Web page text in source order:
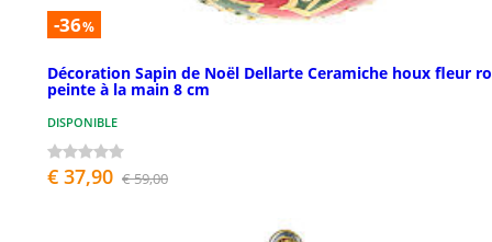
-36%
Décoration Sapin de Noël Dellarte Ceramiche houx fleur
peinte à la main 8 cm
DISPONIBLE
€ 37,90 € 59,00